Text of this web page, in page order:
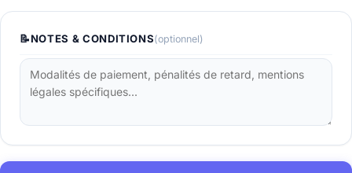
📝NOTES & CONDITIONS(optionnel)